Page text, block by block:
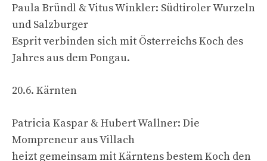
Paula Bründl & Vitus Winkler: Südtiroler Wurzeln
und Salzburger
Esprit verbinden sich mit Österreichs Koch des
Jahres aus dem Pongau.
20.6. Kärnten
Patricia Kaspar & Hubert Wallner: Die
Mompreneur aus Villach
heizt gemeinsam mit Kärntens bestem Koch den